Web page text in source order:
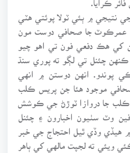
نتيجي ۾ ٻئي ٽولا پوئتي هٽي
عمرڪوٽ جا صحافي دوست مون
کي هڪ دفعي فون تي اهو چيو
چئنل تي لڳو ته پوري سنڌ
پوندو. انهن دوستن ۾ انهي
موجود هئا جن پريس ڪلب
ڪلب جا دروازا ٽوڙڻ جي ڪوشش
وٽ سٺيون اخبارون ۽ چئنل
هيڏي وڏي ٿيل احتجاج جي خبر
ويئي ته لجپت مالهي کي ٻاهر